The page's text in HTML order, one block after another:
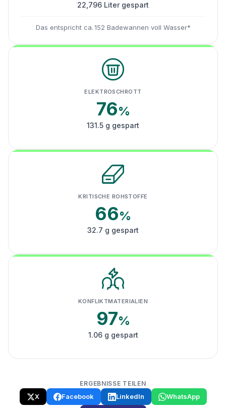
22,796 Liter gespart
Das entspricht ca. 152 Badewannen voll Wasser*
ELEKTROSCHROTT
76%
131.5 g gespart
KRITISCHE ROHSTOFFE
66%
32.7 g gespart
KONFLIKTMATERIALIEN
97%
1.06 g gespart
ERGEBNISSE TEILEN
X Facebook LinkedIn
WhatsApp